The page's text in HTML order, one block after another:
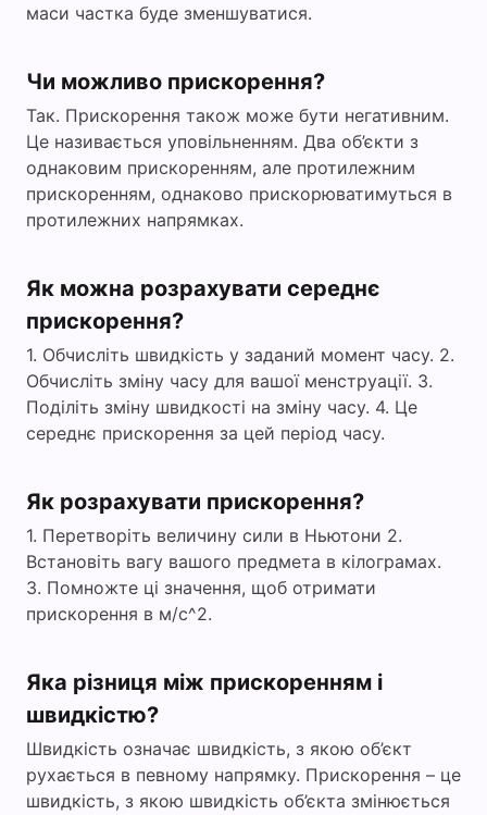
маси частка буде зменшуватися.
Чи можливо прискорення?
Так. Прискорення також може бути негативним.
Це називається уповільненням. Два об’єкти з
однаковим прискоренням, але протилежним
прискоренням, однаково прискорюватимуться в
протилежних напрямках.
Як можна розрахувати середнє
прискорення?
1. Обчисліть швидкість у заданий момент часу. 2.
Обчисліть зміну часу для вашої менструації. 3.
Поділіть зміну швидкості на зміну часу. 4. Це
середнє прискорення за цей період часу.
Як розрахувати прискорення?
1. Перетворіть величину сили в Ньютони 2.
Встановіть вагу вашого предмета в кілограмах.
3. Помножте ці значення, щоб отримати
прискорення в м/с^2.
Яка різниця між прискоренням і
швидкістю?
Швидкість означає швидкість, з якою об’єкт
рухається в певному напрямку. Прискорення – це
швидкість, з якою швидкість об’єкта змінюється